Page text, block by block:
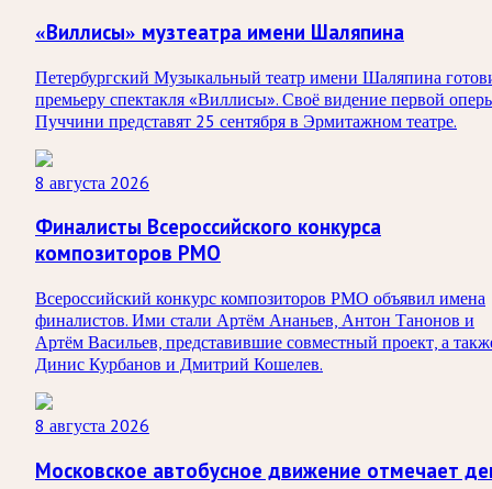
«Виллисы» музтеатра имени Шаляпина
Петербургский Музыкальный театр имени Шаляпина
премьеру спектакля «Виллисы». Своё видение первой
Пуччини представят 25 сентября в Эрмитажном театре.
8 августа 2026
Финалисты Всероссийского конкурса
композиторов РМО
Всероссийский конкурс композиторов РМО объявил имена
финалистов. Ими стали Артём Ананьев, Антон Танонов и
Артём Васильев, представившие совместный проект, а
Динис Курбанов и Дмитрий Кошелев.
8 августа 2026
Московское автобусное движение отмечает